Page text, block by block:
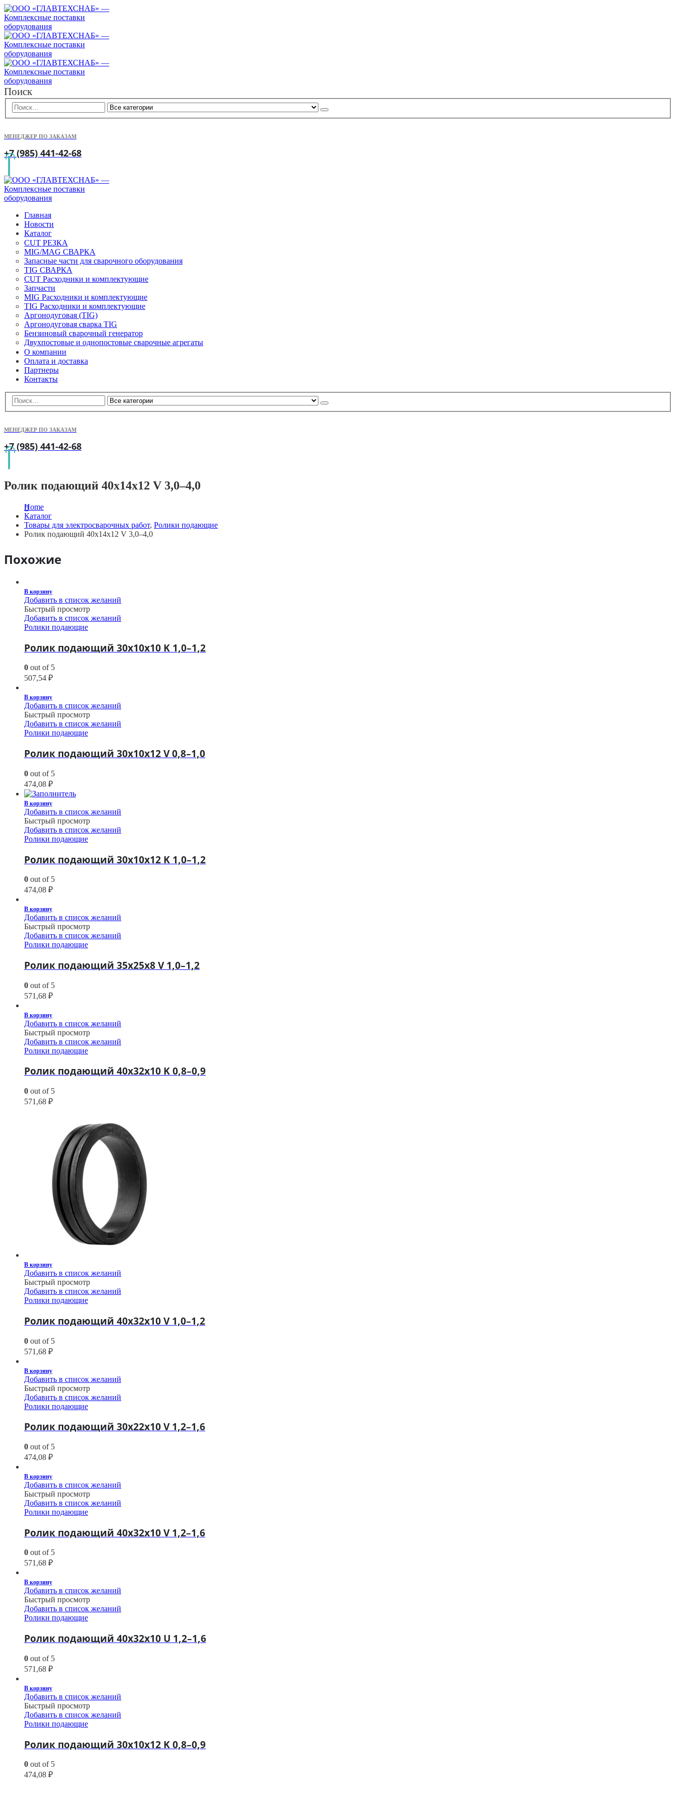
Поиск
МЕНЕДЖЕР ПО ЗАКАЗАМ
+7 (985) 441-42-68
Главная
Новости
Каталог
CUT РЕЗКА
MIG/MAG СВАРКА
Запасные части для сварочного оборудования
TIG СВАРКА
CUT Расходники и комплектующие
Запчасти
MIG Расходники и комплектующие
TIG Расходники и комплектующие
Аргонодуговая (TIG)
Аргонодуговая сварка TIG
Бензиновый сварочный генератор
Двухпостовые и однопостовые сварочные агрегаты
О компании
Оплата и доставка
Партнеры
Контакты
МЕНЕДЖЕР ПО ЗАКАЗАМ
+7 (985) 441-42-68
Ролик подающий 40х14х12 V 3,0–4,0
Home
Каталог
Товары для электросварочных работ, Ролики подающие
Ролик подающий 40х14х12 V 3,0–4,0
Похожие
В корзину
Добавить в список желаний
Быстрый просмотр
Добавить в список желаний
Ролики подающие
Ролик подающий 30х10х10 K 1,0–1,2
0 out of 5
507,54 ₽
В корзину
Добавить в список желаний
Быстрый просмотр
Добавить в список желаний
Ролики подающие
Ролик подающий 30х10х12 V 0,8–1,0
0 out of 5
474,08 ₽
В корзину
Добавить в список желаний
Быстрый просмотр
Добавить в список желаний
Ролики подающие
Ролик подающий 30х10х12 K 1,0–1,2
0 out of 5
474,08 ₽
В корзину
Добавить в список желаний
Быстрый просмотр
Добавить в список желаний
Ролики подающие
Ролик подающий 35х25х8 V 1,0–1,2
0 out of 5
571,68 ₽
В корзину
Добавить в список желаний
Быстрый просмотр
Добавить в список желаний
Ролики подающие
Ролик подающий 40х32х10 K 0,8–0,9
0 out of 5
571,68 ₽
В корзину
Добавить в список желаний
Быстрый просмотр
Добавить в список желаний
Ролики подающие
Ролик подающий 40х32х10 V 1,0–1,2
0 out of 5
571,68 ₽
В корзину
Добавить в список желаний
Быстрый просмотр
Добавить в список желаний
Ролики подающие
Ролик подающий 30х22х10 V 1,2–1,6
0 out of 5
474,08 ₽
В корзину
Добавить в список желаний
Быстрый просмотр
Добавить в список желаний
Ролики подающие
Ролик подающий 40х32х10 V 1,2–1,6
0 out of 5
571,68 ₽
В корзину
Добавить в список желаний
Быстрый просмотр
Добавить в список желаний
Ролики подающие
Ролик подающий 40х32х10 U 1,2–1,6
0 out of 5
571,68 ₽
В корзину
Добавить в список желаний
Быстрый просмотр
Добавить в список желаний
Ролики подающие
Ролик подающий 30х10х12 K 0,8–0,9
0 out of 5
474,08 ₽